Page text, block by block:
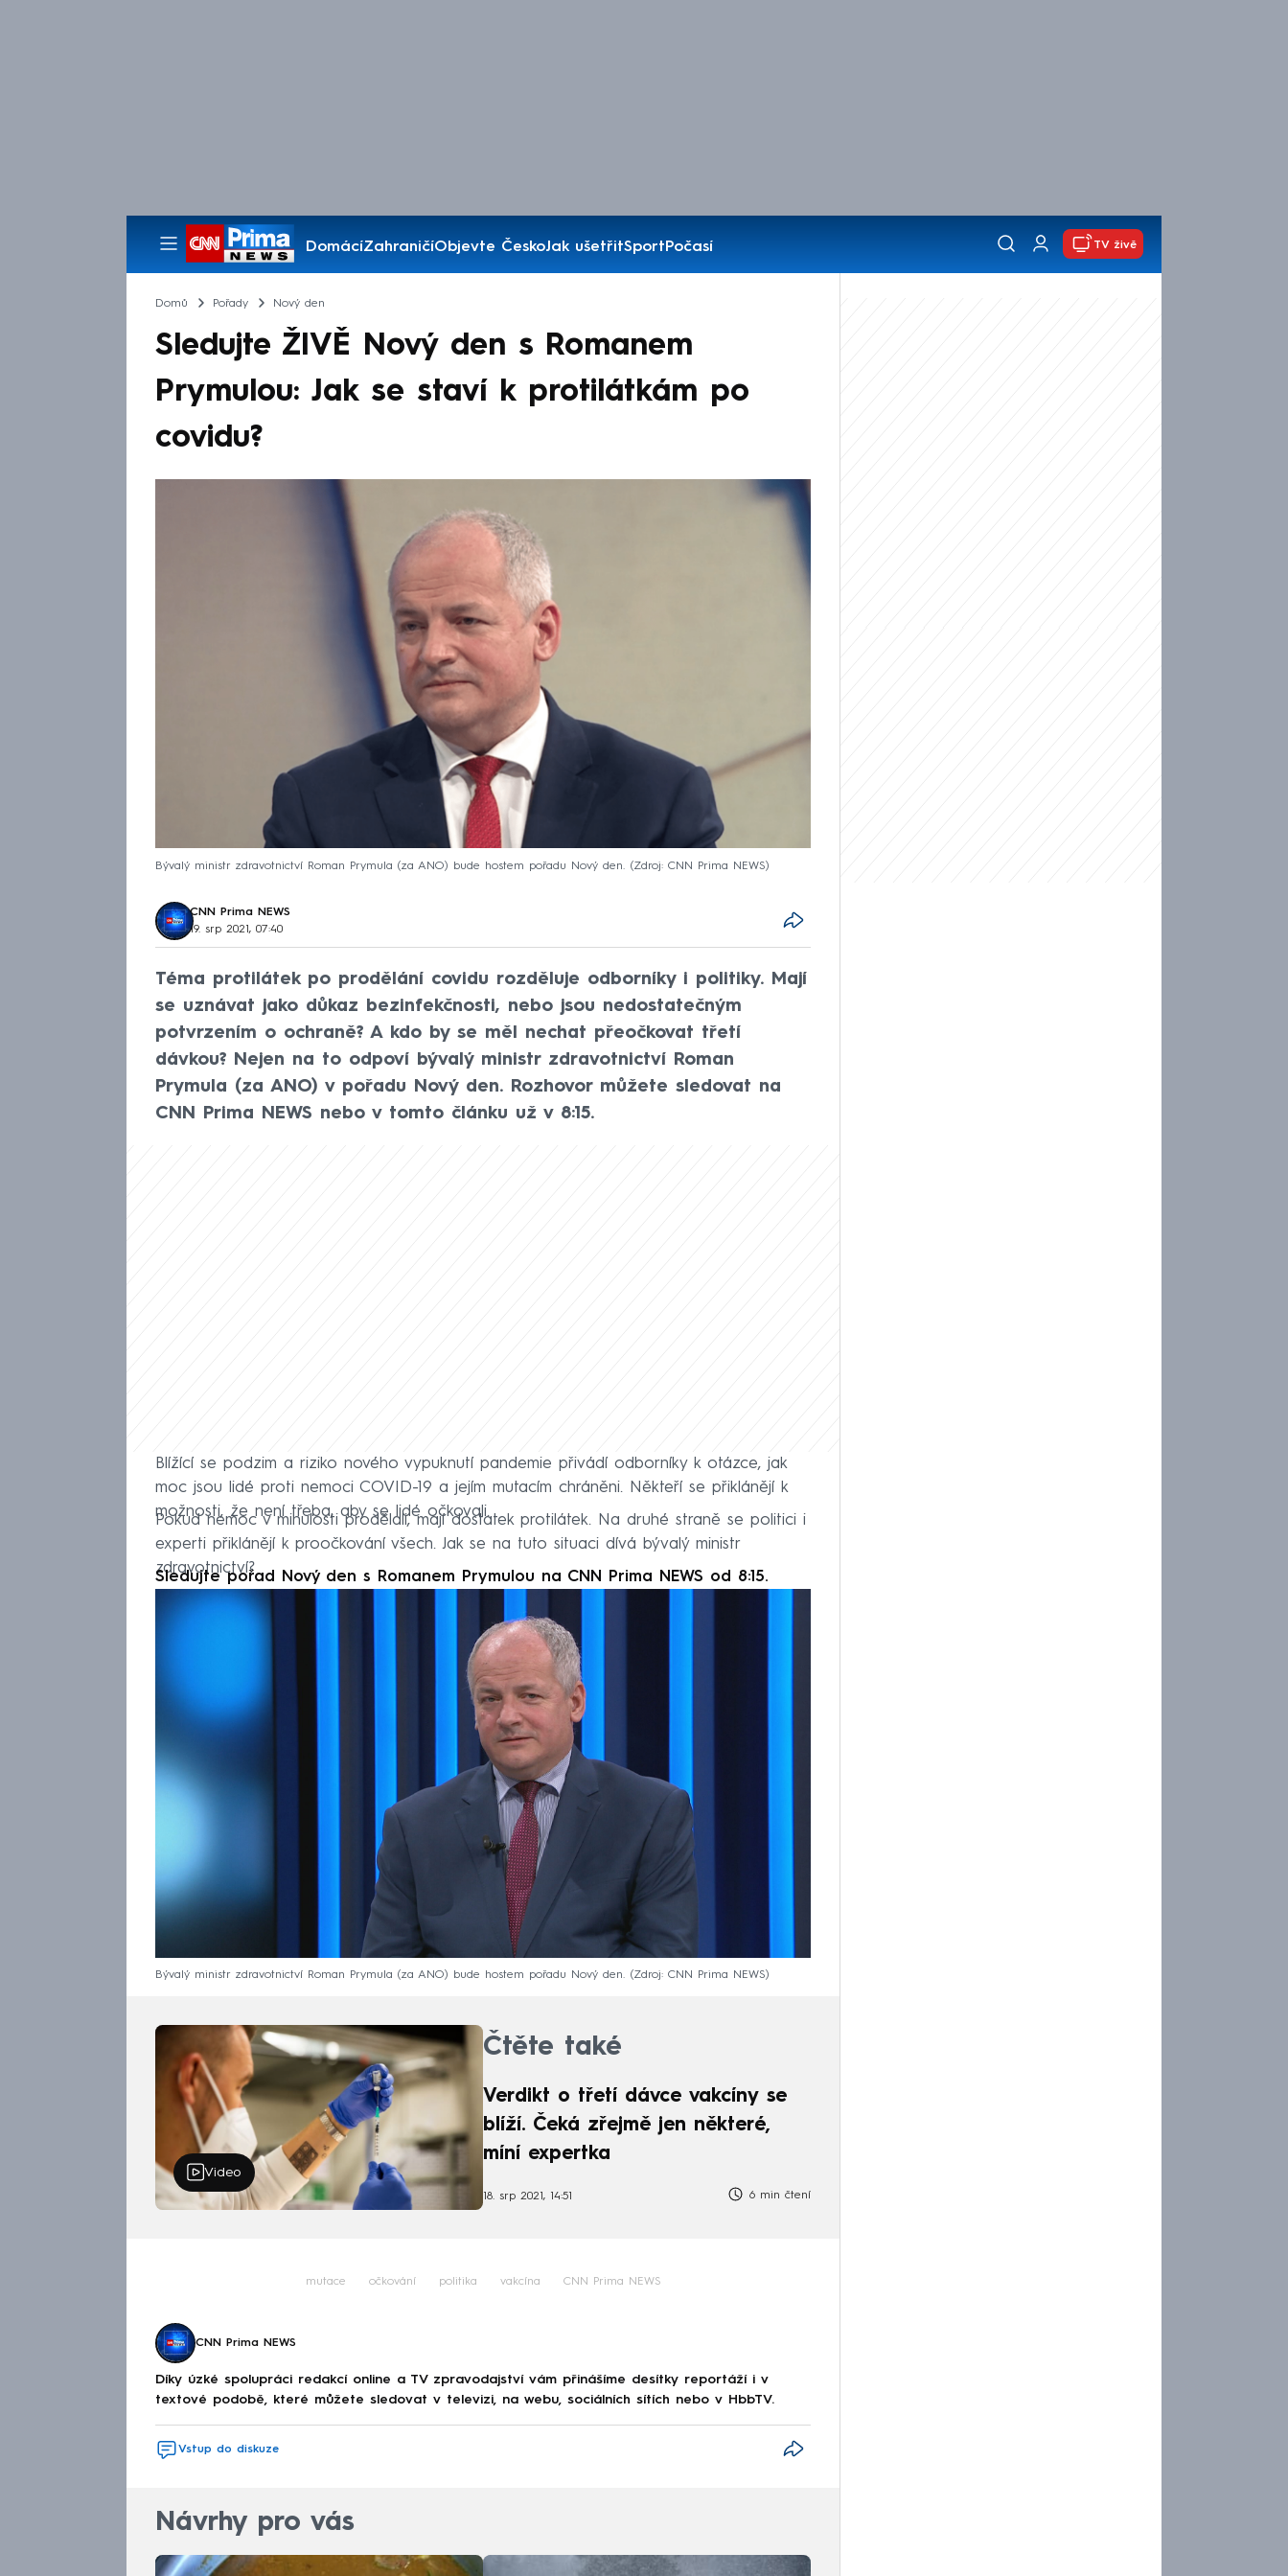
DomácíZahraničíObjevte ČeskoJak ušetřitSportPočasí
Pořady
TV živě
Domů Pořady Nový den
Sledujte ŽIVĚ Nový den s Romanem
Prymulou: Jak se staví k protilátkám po
covidu?
Bývalý ministr zdravotnictví Roman Prymula (za ANO) bude hostem pořadu Nový den. Zdroj: CNN Prima NEWS
CNN Prima NEWS
19. srp 2021, 07:40
Téma protilátek po prodělání covidu rozděluje odborníky i politiky. Mají
se uznávat jako důkaz bezinfekčnosti, nebo jsou nedostatečným
potvrzením o ochraně? A kdo by se měl nechat přeočkovat třetí
dávkou? Nejen na to odpoví bývalý ministr zdravotnictví Roman
Prymula (za ANO) v pořadu Nový den. Rozhovor můžete sledovat na
CNN Prima NEWS nebo v tomto článku už v 8:15.
Blížící se podzim a riziko nového vypuknutí pandemie přivádí odborníky k otázce, jak
moc jsou lidé proti nemoci COVID-19 a jejím mutacím chráněni. Někteří se přiklánějí k
možnosti, že není třeba, aby se lidé očkovali.
Pokud nemoc v minulosti prodělali, mají dostatek protilátek. Na druhé straně se politici i
experti přiklánějí k proočkování všech. Jak se na tuto situaci dívá bývalý ministr
zdravotnictví?
Sledujte pořad Nový den s Romanem Prymulou na CNN Prima NEWS od 8:15.
Bývalý ministr zdravotnictví Roman Prymula (za ANO) bude hostem pořadu Nový den. Zdroj: CNN Prima NEWS
Video
Čtěte také
Verdikt o třetí dávce vakcíny se
blíží. Čeká zřejmě jen některé,
míní expertka
18. srp 2021, 14:51 6 min čtení
mutace očkování politika vakcína CNN Prima NEWS
CNN Prima NEWS
Díky úzké spolupráci redakcí online a TV zpravodajství vám přinášíme desítky reportáží i v
textové podobě, které můžete sledovat v televizi, na webu, sociálních sítích nebo v HbbTV.
Vstup do diskuze
Návrhy pro vás